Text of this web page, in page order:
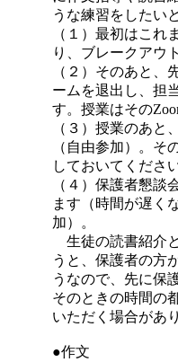
うな練習をしたい
（１）最初はこれ
り、ブレークアウ
（２）そのあと、
ームを退出し、担
す。授業はその
（３）授業のあと
（自由参加）。そ
しておいてください
（４）保護者懇談
ます（時間が遅く
加）。
生徒の読書紹介
うと、保護者の方
うなので、先に保
そのときの時間の
いただく場合があ
●作文